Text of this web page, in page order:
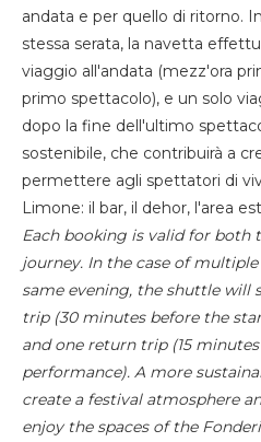
andata e per quello di ritorno.
stessa serata, la navetta
viaggio all'andata (mezz'ora
primo spettacolo), e un solo
dopo la fine dell'ultimo
sostenibile, che contribuirà a
permettere agli spettatori di
Limone: il bar, il dehor, l'area
Each booking is valid for both
journey. In the case of
same evening, the shuttle will
trip (30 minutes before the
and one return trip (15
performance). A more
create a festival atmosphere
enjoy the spaces of the